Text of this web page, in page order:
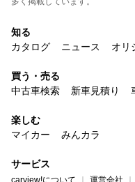
知る
カタログ
ニュース オリ
買う・売る
中古車検索
新車見積り
楽しむ
マイカー
みんカラ
サービス